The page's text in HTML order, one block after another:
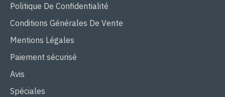
Politique De Confidentialité
Conditions Générales De Vente
Mentions Légales
Paiement sécurisé
Avis
Spéciales